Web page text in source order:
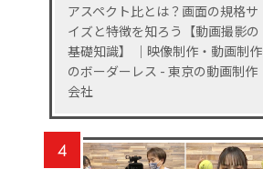
アスペクト比とは？画面の規格サ
イズと特徴を知ろう【動画撮影の
基礎知識】 ｜映像制作・動画制作
のボーダーレス - 東京の動画制作
会社
4